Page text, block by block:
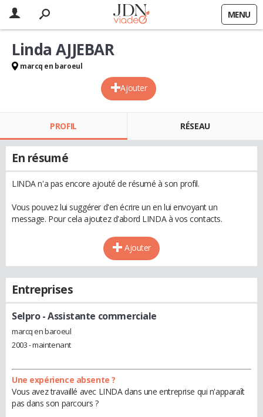
MENU
Ajouter
Linda AJJEBAR
marcq en baroeul
PROFIL RÉSEAU
En résumé
LINDA n'a pas encore ajouté de résumé à son profil.
Vous pouvez lui suggérer d'en écrire un en lui envoyant un
message. Pour cela ajoutez d'abord LINDA à vos contacts.
Ajouter
Entreprises
Selpro- Assistante commerciale
marcq en baroeul
2003 - maintenant
Une expérience absente ?
Vous avez travaillé avec LINDA dans une entreprise qui n'apparaît
pas dans son parcours ?